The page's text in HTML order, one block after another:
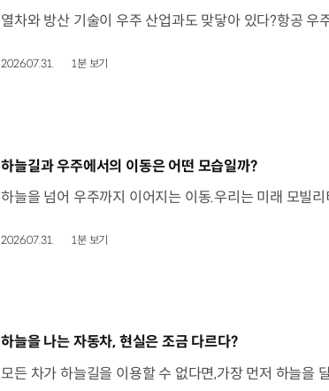
2026.07.31. 1분 보기
[동영상]
하늘길과 우주에서의 이동은 어떤 모습일까?
2026.07.31. 1분 보기
[동영상]
하늘을 나는 자동차, 현실은 조금 다르다?